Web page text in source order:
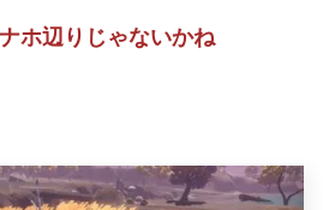
ホ辺りじゃないかね